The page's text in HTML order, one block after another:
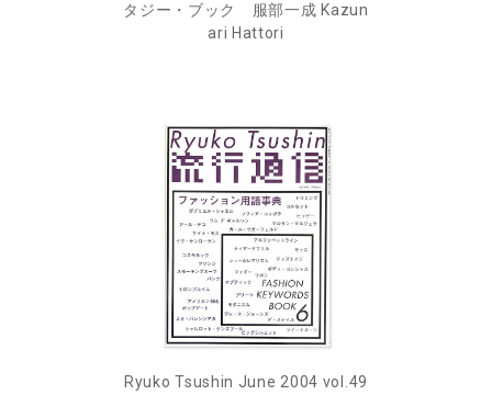
タジー・ブック 服部一成 Kazun
ari Hattori
Ryuko Tsushin June 2004 vol.49